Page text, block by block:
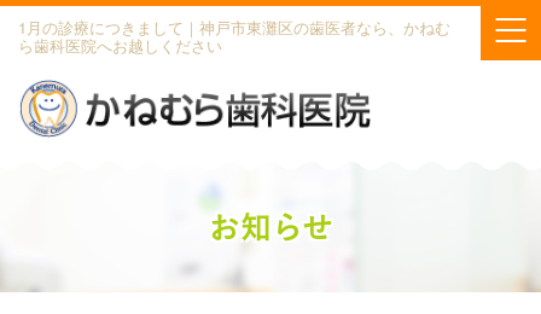
1月の診療につきまして｜神戸市東灘区の歯医者なら、かねむ
ら歯科医院へお越しください
お知らせ